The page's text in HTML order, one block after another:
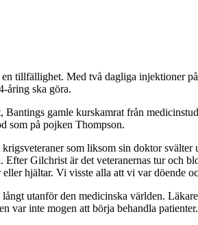
tillfällighet. Med två dagliga injektioner
åring ska göra.
gamle kurskamrat från
som på pojken Thompson.
som liksom sin doktor
Gilchrist är det veteranernas tur och
hjältar. Vi visste alla att vi var döende
utanför den medicinska världen.
inte mogen att börja behandla